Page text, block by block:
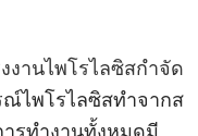
งานไพโรไลซิสกำจัด
ณ์ไพโรไลซิสทำจากส
รทำงานทั้งหมดมี